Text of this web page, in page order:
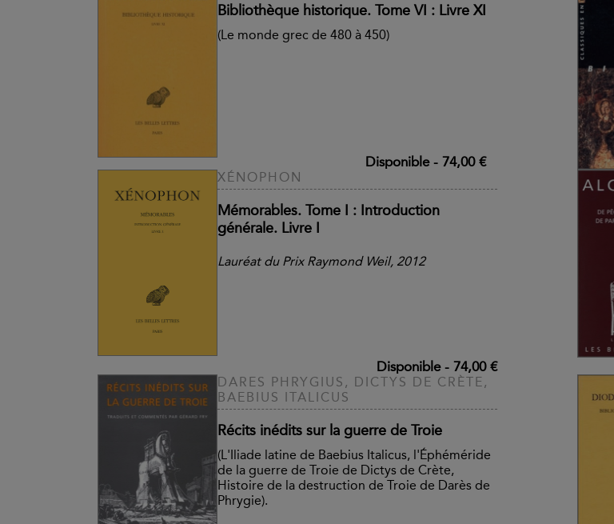
Bibliothèque historique. Tome VI : Livre XI
(Le monde grec de 480 à 450)
Disponible- 74,00 €
XÉNOPHON
Mémorables. Tome I : Introduction
générale. Livre I
Lauréat du Prix Raymond Weil, 2012
Disponible- 74,00 €
DARES PHRYGIUS, DICTYS DE CRÈTE,
BAEBIUS ITALICUS
Récits inédits sur la guerre de Troie
(L'Iliade latine de Baebius Italicus, l'Éphéméride
de la guerre de Troie de Dictys de Crète,
Histoire de la destruction de Troie de Darès de
Phrygie).